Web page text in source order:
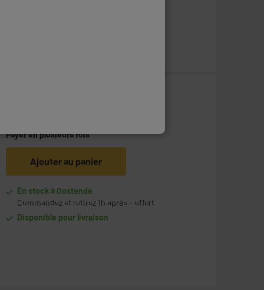
Payer enplusieurs fois
Ajouter au panier
En stock à Oostende
Commandez et retirez 1h après - offert
Disponible pour livraison